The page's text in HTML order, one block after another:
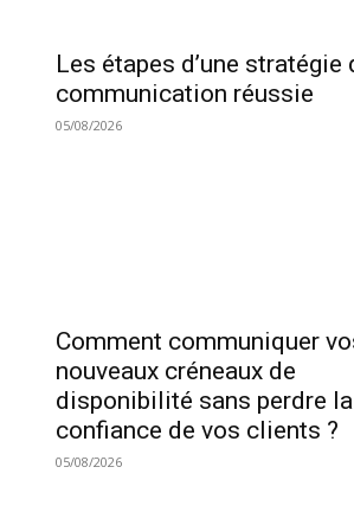
Les étapes d’une stratégie
communication réussie
05/08/2026
Comment communiquer
nouveaux créneaux de
disponibilité sans perdre la
confiance de vos clients ?
05/08/2026